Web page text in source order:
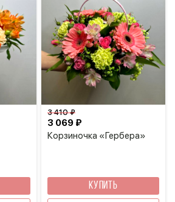
Корзиночка «Гербера»
3 069 ₽
3 410 ₽
КУПИТЬ